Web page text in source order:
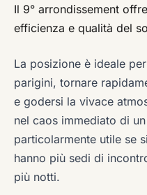
Il 9° arrondissement
efficienza e qualità del
La posizione è ideale
parigini, tornare
e godersi la vivace
nel caos immediato di
particolarmente utile se
hanno più sedi di
più notti.